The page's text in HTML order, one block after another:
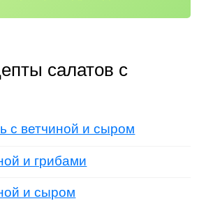
салатов с
с ветчиной и сыром
и грибами
и сыром